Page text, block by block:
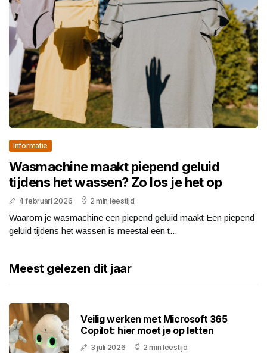
Informatie
Wasmachine maakt piepend geluid
tijdens het wassen? Zo los je het op
4 februari 2026 2 min leestijd
Waarom je wasmachine een piepend geluid maakt Een piepend
geluid tijdens het wassen is meestal een t...
Meest gelezen dit jaar
Veilig werken met Microsoft 365
Copilot: hier moet je op letten
3 juli 2026 2 min leestijd